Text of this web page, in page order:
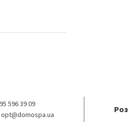
596 39 09
opt@domospa.ua